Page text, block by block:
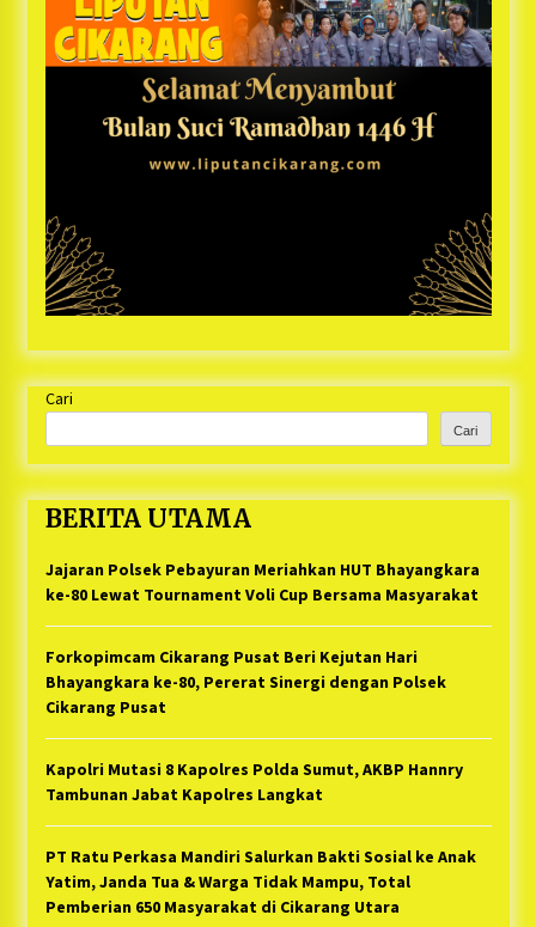
Cari
Cari
BERITA UTAMA
Jajaran Polsek Pebayuran Meriahkan HUT Bhayangkara
ke-80 Lewat Tournament Voli Cup Bersama Masyarakat
Forkopimcam Cikarang Pusat Beri Kejutan Hari
Bhayangkara ke-80, Pererat Sinergi dengan Polsek
Cikarang Pusat
Kapolri Mutasi 8 Kapolres Polda Sumut, AKBP Hannry
Tambunan Jabat Kapolres Langkat
PT Ratu Perkasa Mandiri Salurkan Bakti Sosial ke Anak
Yatim, Janda Tua & Warga Tidak Mampu, Total
Pemberian 650 Masyarakat di Cikarang Utara